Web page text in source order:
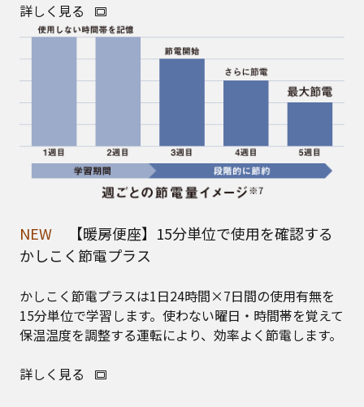
詳しく見る
NEW
【暖房便座】15分単位で使用を確認する
かしこく節電プラス
かしこく節電プラスは1日24時間×7日間の使用有無を
15分単位で学習します。使わない曜日・時間帯を覚えて
保温温度を調整する運転により、効率よく節電します。
詳しく見る